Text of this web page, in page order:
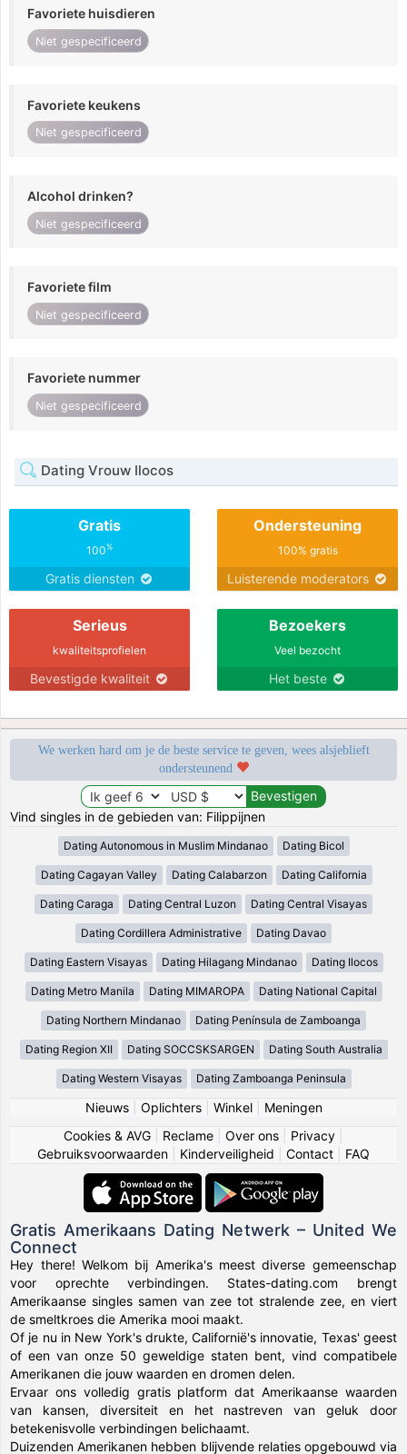
Favoriete huisdieren
Niet gespecificeerd
Favoriete keukens
Niet gespecificeerd
Alcohol drinken?
Niet gespecificeerd
Favoriete film
Niet gespecificeerd
Favoriete nummer
Niet gespecificeerd
Dating Vrouw Ilocos
Gratis
100%
Gratis diensten
Ondersteuning
100% gratis
Luisterende moderators
Serieus
kwaliteitsprofielen
Bevestigde kwaliteit
Bezoekers
Veel bezocht
Het beste
We werken hard om je de beste service te geven, wees alsjeblieft
ondersteunend
Vind singles in de gebieden van: Filippijnen
Dating Autonomous in Muslim Mindanao Dating Bicol
Dating Cagayan Valley Dating Calabarzon Dating California
Dating Caraga Dating Central Luzon Dating Central Visayas
Dating Cordillera Administrative Dating Davao
Dating Eastern Visayas Dating Hilagang Mindanao Dating Ilocos
Dating Metro Manila Dating MIMAROPA Dating National Capital
Dating Northern Mindanao Dating Península de Zamboanga
Dating Region XII Dating SOCCSKSARGEN Dating South Australia
Dating Western Visayas Dating Zamboanga Peninsula
Nieuws| Oplichters| Winkel| Meningen
Cookies & AVG
Reclame Over ons Privacy
Gebruiksvoorwaarden
Kinderveiligheid Contact FAQ
Gratis Amerikaans Dating Netwerk – United We
Connect
Hey there! Welkom bij Amerika's meest diverse gemeenschap
voor oprechte verbindingen. States-dating.com brengt
Amerikaanse singles samen van zee tot stralende zee, en viert
de smeltkroes die Amerika mooi maakt.
Of je nu in New York's drukte, Californië's innovatie, Texas' geest
of een van onze 50 geweldige staten bent, vind compatibele
Amerikanen die jouw waarden en dromen delen.
Ervaar ons volledig gratis platform dat Amerikaanse waarden
van kansen, diversiteit en het nastreven van geluk door
betekenisvolle verbindingen belichaamt.
Duizenden Amerikanen hebben blijvende relaties opgebouwd via